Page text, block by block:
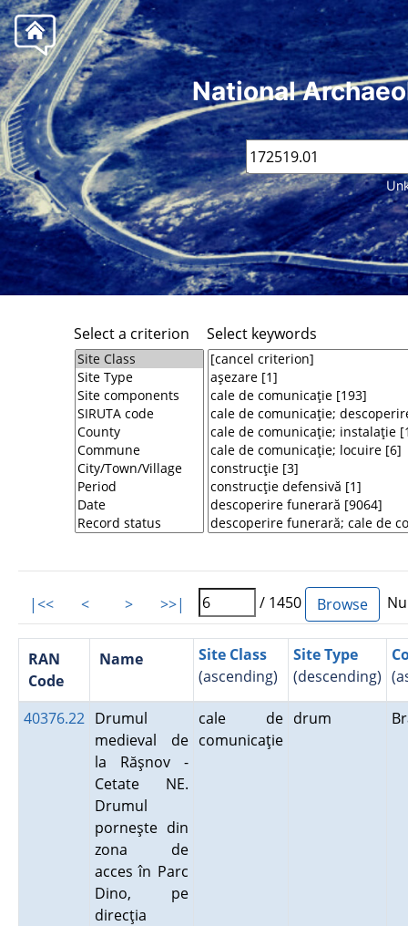
National
Select a criterion Select keywords
|<< < > >>| / 1450
RAN
Code
Name
Site Class
(ascending)
Site Type
(descending)
40376.22 Drumul
medieval de
la Răşnov -
Cetate NE.
Drumul
porneşte din
zona de
acces în Parc
Dino, pe
direcţia
cale de
comunicaţie
drum